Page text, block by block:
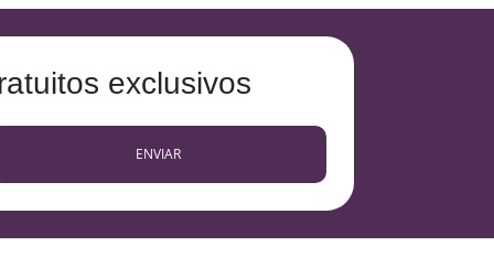
exclusivos
ENVIAR